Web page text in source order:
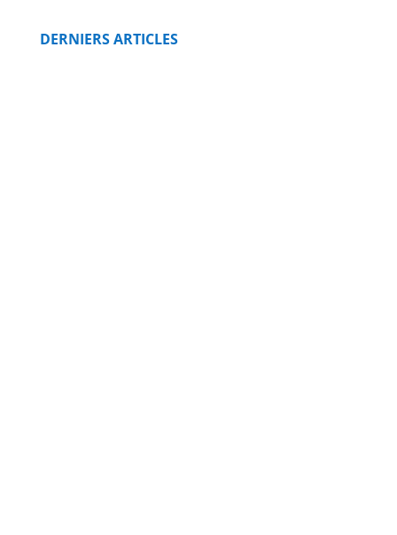
DERNIERS ARTICLES